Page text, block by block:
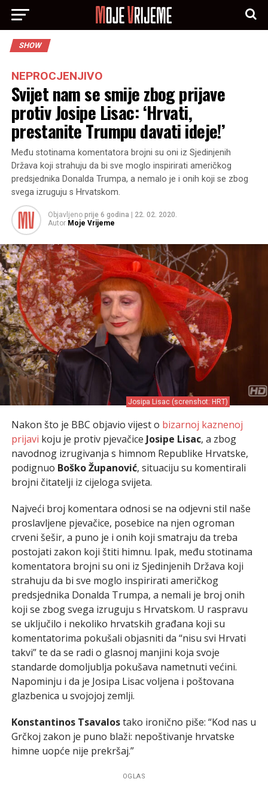
SHOW
NEPROCJENJIVO
Svijet nam se smije zbog prijave
protiv Josipe Lisac: ‘Hrvati,
prestanite Trumpu davati ideje!’
Među stotinama komentatora brojni su oni iz Sjedinjenih
Država koji strahuju da bi sve moglo inspirirati američkog
predsjednika Donalda Trumpa, a nemalo je i onih koji se zbog
svega izruguju s Hrvatskom.
Objavljeno prije 6 godina
22. 02. 2020.
Autor Moje Vrijeme
Josipa Lisac (screnshot: HRT)
Nakon što je BBC objavio vijest o bizarnoj kaznenoj
prijavi koju je protiv pjevačice Josipe Lisac, a zbog
navodnog izrugivanja s himnom Republike Hrvatske,
podignuo Boško Županović, situaciju su komentirali
brojni čitatelji iz cijeloga svijeta.
Najveći broj komentara odnosi se na odjevni stil naše
proslavljene pjevačice, posebice na njen ogroman
crveni šešir, a puno je i onih koji smatraju da treba
postojati zakon koji štiti himnu. Ipak, među stotinama
komentatora brojni su oni iz Sjedinjenih Država koji
strahuju da bi sve moglo inspirirati američkog
predsjednika Donalda Trumpa, a nemali je broj onih
koji se zbog svega izruguju s Hrvatskom. U raspravu
se uključilo i nekoliko hrvatskih građana koji su
komentatorima pokušali objasniti da “nisu svi Hrvati
takvi” te da se radi o glasnoj manjini koja svoje
standarde domoljublja pokušava nametnuti većini.
Napominju i da je Josipa Lisac voljena i poštovana
glazbenica u svojojoj zemlji.
Konstantinos Tsavalostako ironično piše: “Kod nas u
Grčkoj zakon je puno blaži: nepoštivanje hrvatske
himne uopće nije prekršaj.”
OGLAS